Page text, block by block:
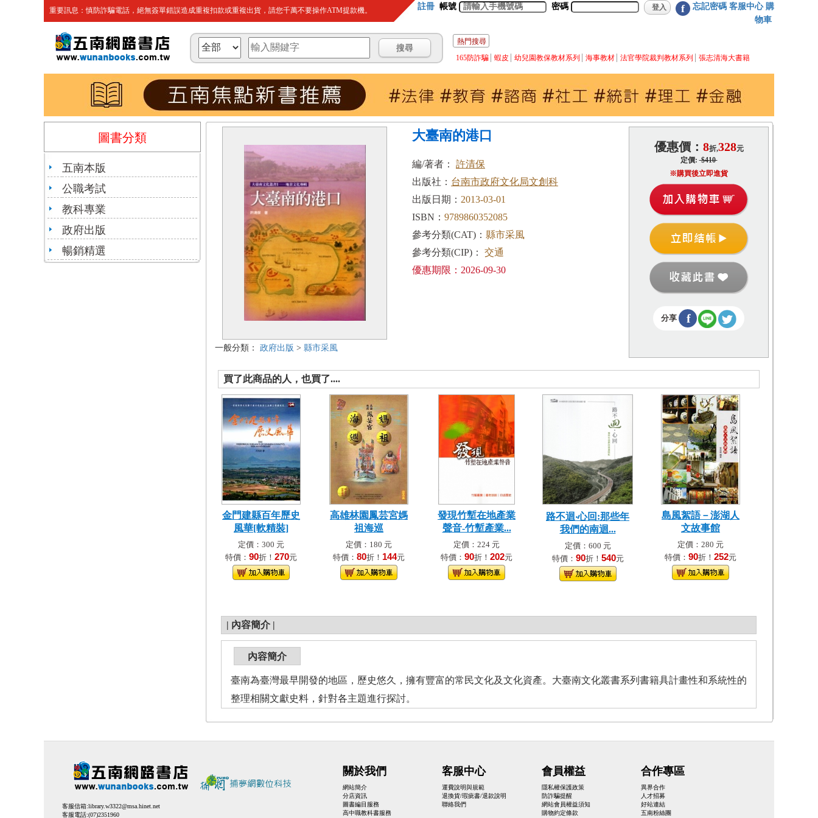
重要訊息：慎防詐騙電話，絕無簽單錯誤造成重複扣款或重複出貨，請您千萬不要操作ATM提款機。 註冊 帳號 密碼 f 忘記密碼 客服中心 購
物車
熱門搜尋
165防詐騙
蝦皮 幼兒園教保教材系列 海事教材 法官學院裁判教材系列 張志清海大書籍
圖書分類
五南本版
公職考試
教科專業
政府出版
暢銷精選
一般分類： 政府出版 > 縣市采風
大臺南的港口
編/著者： 許清保
出版社： 台南市政府文化局文創科
出版日期： 2013-03-01
ISBN： 9789860352085
參考分類(CAT)： 縣市采風
參考分類(CIP)：
交通
優惠期限：2026-09-30
優惠價： 8折,328元
定價:$410
※購買後立即進貨
分享 f
買了此商品的人，也買了....
金門建縣百年歷史
風華[軟精裝]
定價：300 元
特價： 90折！ 270元
高雄林園鳳芸宮媽
祖海巡
定價：180 元
特價： 80折！ 144元
發現竹塹在地產業
聲音-竹塹產業...
定價：224 元
特價： 90折！ 202元
路不迴‧心回:那些年
我們的南迴...
定價：600 元
特價： 90折！ 540元
島風絮語－澎湖人
文故事館
定價：280 元
特價： 90折！ 252元
| 內容簡介 |
內容簡介
臺南為臺灣最早開發的地區，歷史悠久，擁有豐富的常民文化及文化資產。大臺南文化叢書系列書籍具計畫性和系統性的
整理相關文獻史料，針對各主題進行探討。
客服信箱:library.w3322@msa.hinet.net
客服電話:(07)2351960
關於我們
網站簡介
分店資訊
圖書編目服務
高中職教科書服務
客服中心
運費說明與規範
退換貨/瑕疵書/退款說明
聯絡我們
會員權益
隱私權保護政策
防詐騙提醒
網站會員權益須知
購物約定條款
合作專區
異界合作
人才招募
好站連結
五南粉絲團